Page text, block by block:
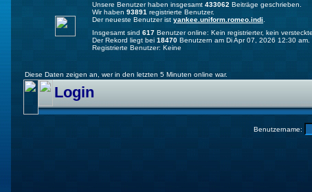
Unsere Benutzer haben insgesamt 433062 Beiträge geschrieben.
Wir haben 93891 registrierte Benutzer.
Der neueste Benutzer ist yankee.uniform.romeo.indi
Insgesamt sind 617 Benutzer online: Kein registrierter, kein
Der Rekord liegt bei 18470 Benutzern am Di Apr 07, 2026 12:30 am.
Registrierte Benutzer: Keine
Diese Daten zeigen an, wer in den letzten 5 Minuten online war.
Login
Benutzername: